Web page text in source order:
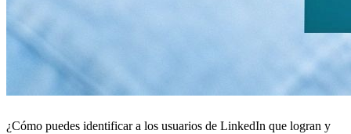
¿Cómo puedes identificar a los usuarios de LinkedIn que logran y